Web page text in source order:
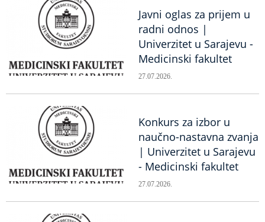
Javni oglas za prijem u
radni odnos |
Univerzitet u Sarajevu -
Medicinski fakultet
27.07.2026.
Konkurs za izbor u
naučno-nastavna zvanja
| Univerzitet u Sarajevu
- Medicinski fakultet
27.07.2026.